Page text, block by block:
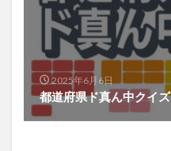
2025年6月6日
都道府県ド真ん中クイズ